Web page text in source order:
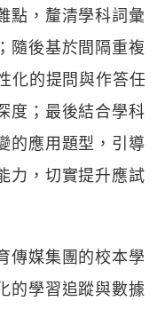
點，釐清學科詞彙
隨後基於間隔重複
化的提問與作答任
度；最後結合學科
的應用題型，引導
力，切實提升應試
傳媒集團的校本學
的學習追蹤與數據